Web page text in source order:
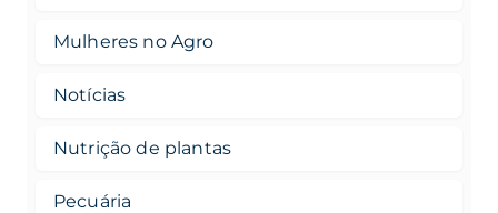
Mulheres no Agro
Notícias
Nutrição de plantas
Pecuária